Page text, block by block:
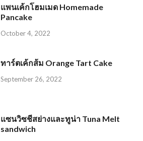
แพนเค้กโฮมเมด Homemade
Pancake
October 4, 2022
ทาร์ตเค้กส้ม Orange Tart Cake
September 26, 2022
แซนวิซชีสย่างและทูน่า Tuna Melt
sandwich